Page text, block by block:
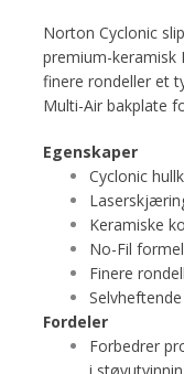
Norton Cyclonic
premium-keramisk
finere rondeller et
Multi-Air bakplate
Egenskaper
Cyclonic
Keramiske
No-Fil formel
Finere
Selvheftende
Fordeler
Forbedrer
i